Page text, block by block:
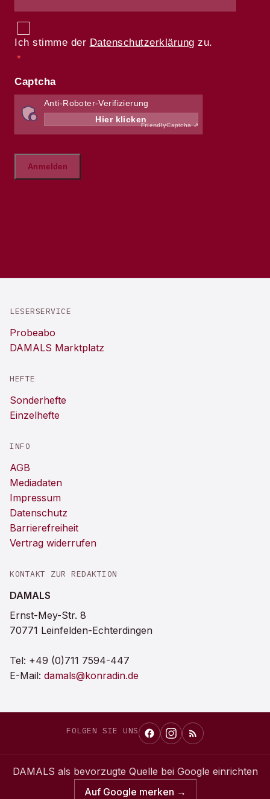
LESERSERVICE
Probeabo
DAMALS Marktplatz
HEFTE
Sonderhefte
Einzelhefte
INFO
AGB
Mediadaten
Impressum
Datenschutz
Barrierefreiheit
Vertrag widerrufen
KONTAKT ZUR REDAKTION
DAMALS
Ernst-Mey-Str. 8
70771 Leinfelden-Echterdingen
Tel: +49 (0)711 7594-447
E-Mail: damals@konradin.de
FOLGEN SIE UNS
DAMALS als bevorzugte Quelle bei Google einrichten
Auf Google merken →